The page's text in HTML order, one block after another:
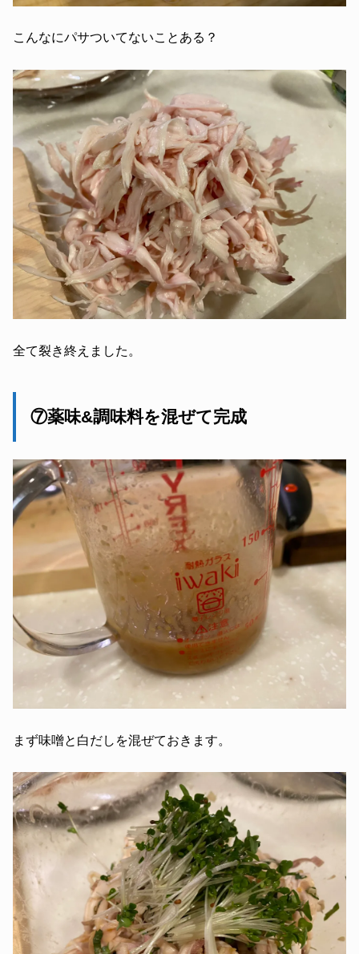
こんなにパサついてないことある？
全て裂き終えました。
⑦薬味&調味料を混ぜて完成
まず味噌と白だしを混ぜておきます。